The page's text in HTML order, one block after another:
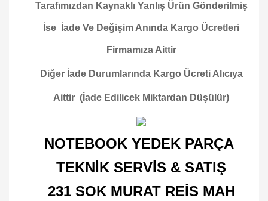
Tarafımızdan Kaynaklı Yanlış Ürün Gönderilmiş
İse İade Ve Değişim Anında Kargo Ücretleri
Firmamıza Aittir
Diğer İade Durumlarında Kargo Ücreti Alıcıya
Aittir (İade Edilicek Miktardan Düşülür)
NOTEBOOK YEDEK PARÇA
TEKNİK SERVİS & SATIŞ
231 SOK MURAT REİS MAH